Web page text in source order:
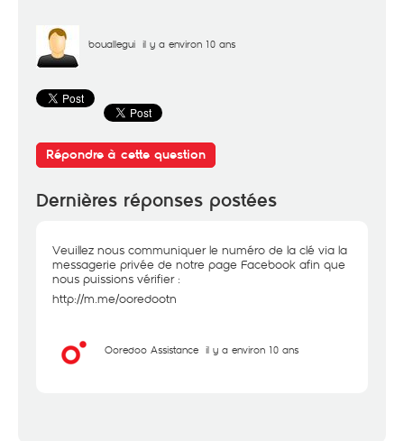
bouallegui il y a environ 10 ans
Répondre à cette question
Dernières réponses postées
Veuillez nous communiquer le numéro de la clé via la
messagerie privée de notre page Facebook afin que
nous puissions vérifier :
http://m.me/ooredootn
Ooredoo Assistance il y a environ 10 ans